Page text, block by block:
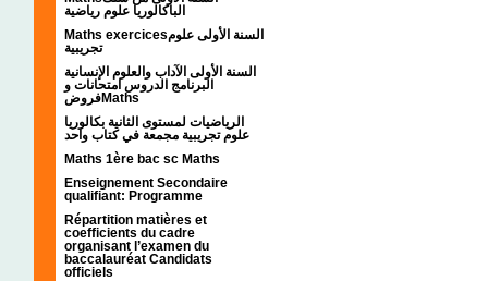
الباكالوريا علوم رياضية
Maths exercicesالسنة الأولى علوم
تجريبية
السنة الأولى الآداب والعلوم الإنسانية
البرنامج الدروس امتحانات و
فروضMaths
الرياضيات لمستوى الثانية بكالوريا
علوم تجريبية مجمعة في كتاب واحد
Maths 1ère bac sc Maths
Enseignement Secondaire
qualifiant: Programme
Répartition matières et
coefficients du cadre
organisant l’examen du
baccalauréat Candidats
officiels